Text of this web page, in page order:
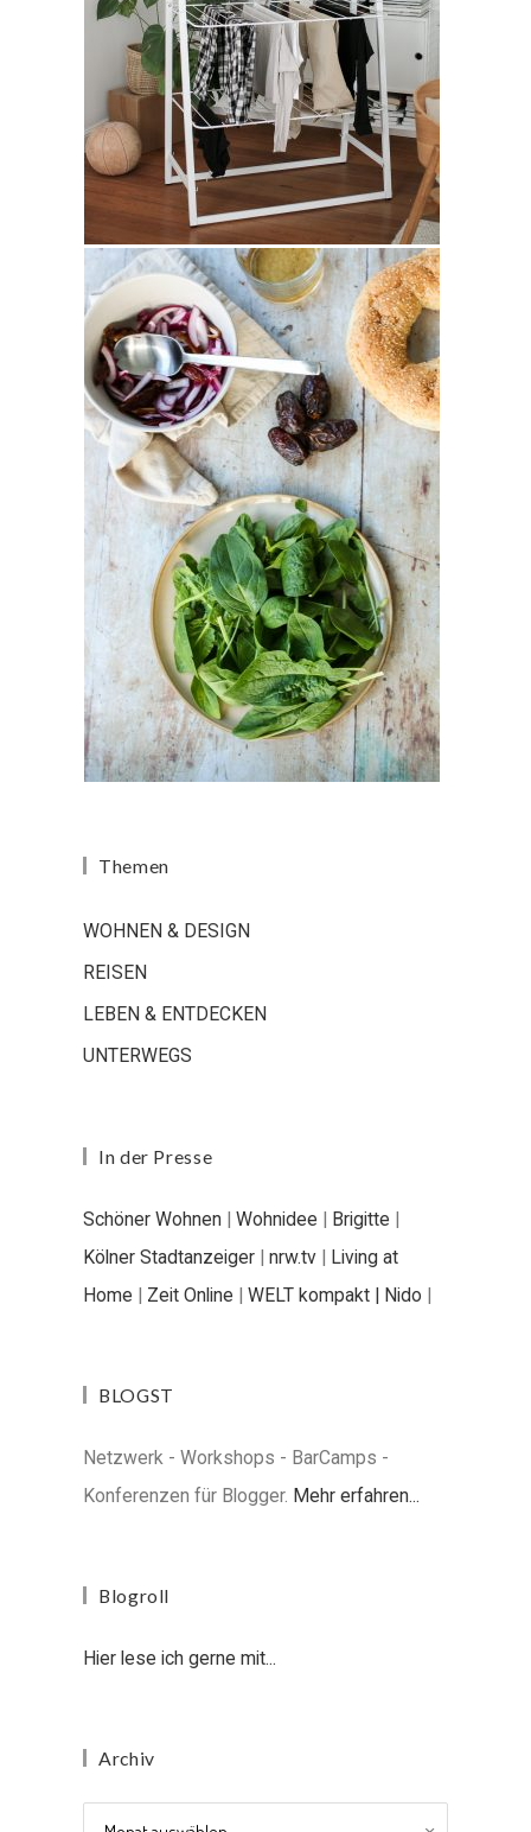
Themen
WOHNEN & DESIGN
REISEN
LEBEN & ENTDECKEN
UNTERWEGS
In der Presse
Schöner Wohnen | Wohnidee | Brigitte |
Kölner Stadtanzeiger | nrw.tv | Living at
Home | Zeit Online | WELT kompakt | Nido |
BLOGST
Netzwerk - Workshops - BarCamps -
Konferenzen für Blogger. Mehr erfahren...
Blogroll
Hier lese ich gerne mit...
Archiv